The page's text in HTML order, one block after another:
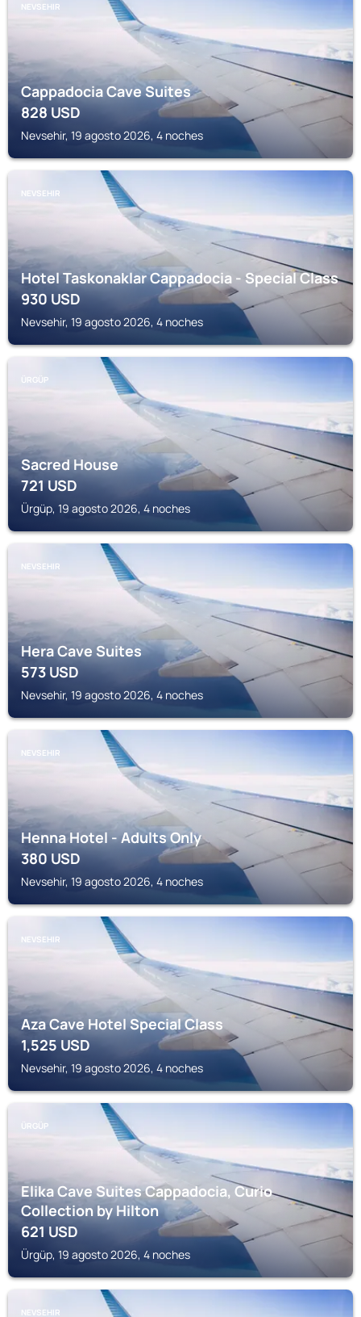
NEVSEHIR
Cappadocia Cave Suites
828USD
Nevsehir, 19 agosto 2026, 4 noches
NEVSEHIR
Hotel Taskonaklar Cappadocia - Special Class
930USD
Nevsehir, 19 agosto 2026, 4 noches
ÜRGÜP
Sacred House
721USD
Ürgüp, 19 agosto 2026, 4 noches
NEVSEHIR
Hera Cave Suites
573USD
Nevsehir, 19 agosto 2026, 4 noches
NEVSEHIR
Henna Hotel - Adults Only
380USD
Nevsehir, 19 agosto 2026, 4 noches
NEVSEHIR
Aza Cave Hotel Special Class
1,525USD
Nevsehir, 19 agosto 2026, 4 noches
ÜRGÜP
Elika Cave Suites Cappadocia, Curio
Collection by Hilton
621USD
Ürgüp, 19 agosto 2026, 4 noches
NEVSEHIR